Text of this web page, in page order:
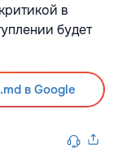
в
будет
в Google